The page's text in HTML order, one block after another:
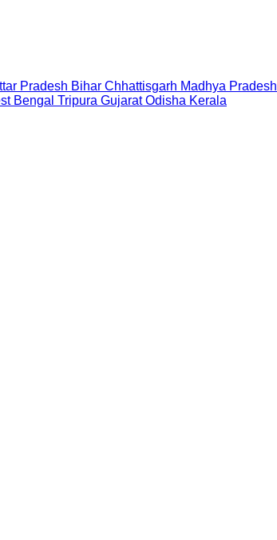
Pradesh Bihar Chhattisgarh Madhya Pradesh
Bengal Tripura Gujarat Odisha Kerala